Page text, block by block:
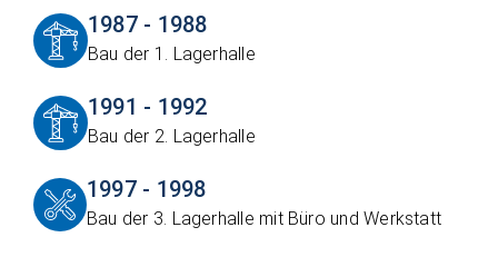
1987 - 1988
Bau der 1. Lagerhalle
1991 - 1992
Bau der 2. Lagerhalle
1997 - 1998
Bau der 3. Lagerhalle mit Büro und Werkstatt